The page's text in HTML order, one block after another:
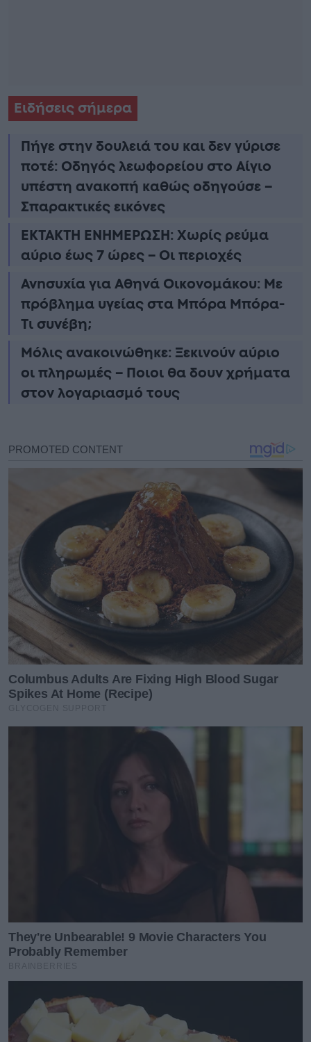
Ειδήσεις σήμερα
Πήγε στην δουλειά του και δεν γύρισε
ποτέ: Οδηγός λεωφορείου στο Αίγιο
υπέστη ανακοπή καθώς οδηγούσε –
Σπαρακτικές εικόνες
ΕΚΤΑΚΤΗ ΕΝΗΜΕΡΩΣΗ: Χωρίς ρεύμα
αύριο έως 7 ώρες – Οι περιοχές
Ανnσυxία για Αθηνά Οικονομάκου: Με
πρόβλημα υγείας στα Μπόρα Μπόρα-
Τι συνέβη;
Μόλις ανακοινώθηκε: Ξεκινούν αύριο
οι πληρωμές – Ποιοι θα δουν χρήματα
στον λογαριασμό τους